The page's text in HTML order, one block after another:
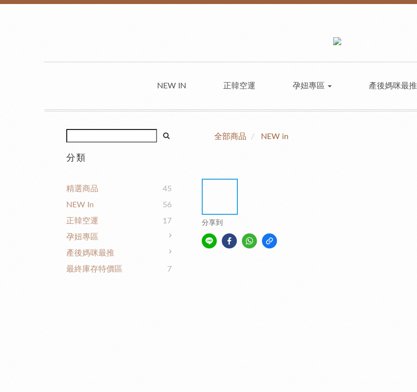
NEW IN 正韓空運 孕妞專區 產後媽咪最推
分類
精選商品
45
NEW In
56
正韓空運
17
孕妞專區
產後媽咪最推
最終庫存特價區
7
全部商品 NEW in
分享到